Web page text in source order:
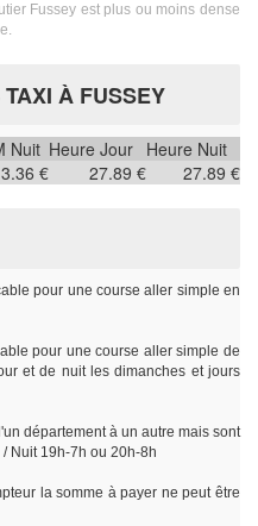
Fussey est plus ou moins dense
À FUSSEY
Nuit Heure Jour Heure Nuit
3.36 € 27.89 € 27.89 €
pour une course aller simple en
pour une course aller simple de
et de nuit les dimanches et jours
département à un autre mais sont
Nuit 19h-7h ou 20h-8h
la somme à payer ne peut être